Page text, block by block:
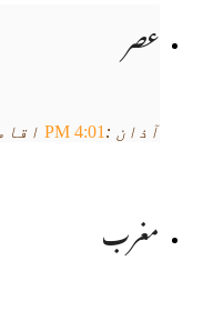
4:01 PM اقامت : 4:16 pm